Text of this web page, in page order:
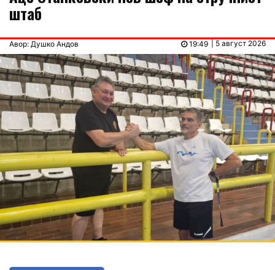
штаб
Авор: Душко Андов | 5 август 2026
19:49